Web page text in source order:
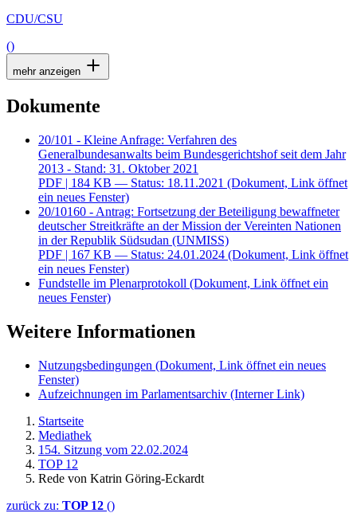
CDU/CSU
()
mehr anzeigen
Dokumente
20/101 - Kleine Anfrage: Verfahren des
Generalbundesanwalts beim Bundesgerichtshof seit dem Jahr
2013 - Stand: 31. Oktober 2021
PDF | 184 KB — Status: 18.11.2021 (Dokument, Link öffnet
ein neues Fenster)
20/10160 - Antrag: Fortsetzung der Beteiligung bewaffneter
deutscher Streitkräfte an der Mission der Vereinten Nationen
in der Republik Südsudan (UNMISS)
PDF | 167 KB — Status: 24.01.2024 (Dokument, Link öffnet
ein neues Fenster)
Fundstelle im Plenarprotokoll (Dokument, Link öffnet ein
neues Fenster)
Weitere Informationen
Nutzungsbedingungen (Dokument, Link öffnet ein neues
Fenster)
Aufzeichnungen im Parlamentsarchiv (Interner Link)
Startseite
Mediathek
154. Sitzung vom 22.02.2024
TOP 12
Rede von Katrin Göring-Eckardt
zurück zu: TOP 12 ()